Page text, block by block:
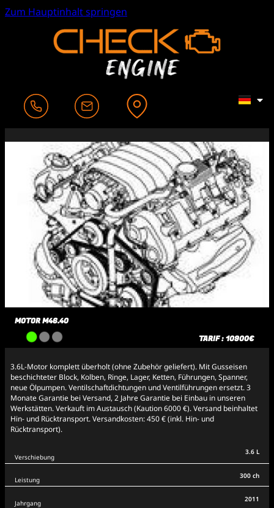
Zum Hauptinhalt springen
MOTOR M46.40
TARIF : 10900€
3.6L-Motor komplett überholt (ohne Zubehör geliefert). Mit Gusseisen
beschichteter Block, Kolben, Ringe, Lager, Ketten, Führungen, Spanner,
neue Ölpumpen. Ventilschaftdichtungen und Ventilführungen ersetzt. 3
Monate Garantie bei Versand, 2 Jahre Garantie bei Einbau in unseren
Werkstätten. Verkauft im Austausch (Kaution 6000 €). Versand beinhaltet
Hin- und Rücktransport. Versandkosten: 450 € (inkl. Hin- und
Rücktransport).
Verschiebung
Leistung
Jahrgang
3.6 L
300 ch
2011